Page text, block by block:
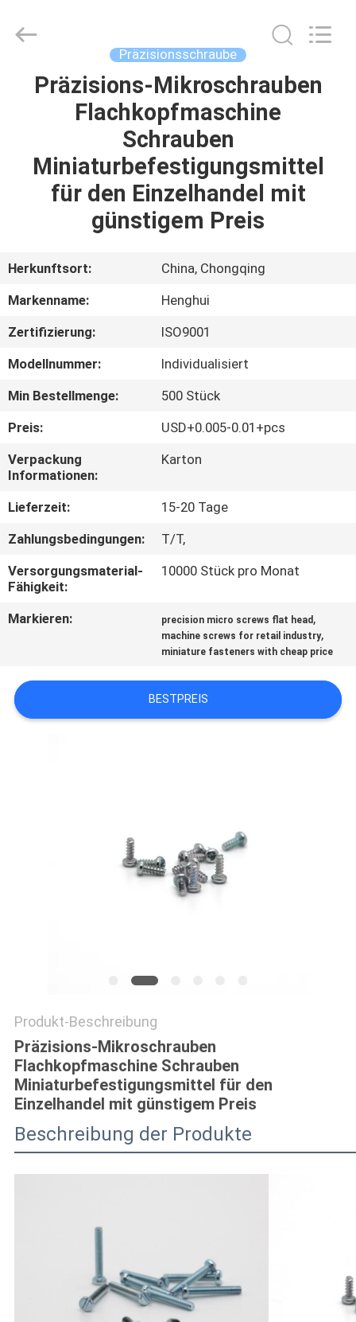
HAUS
VIDEOS
UNS
AUSFLUG
QUALITÄTSKONTROLLE
SIE
MIT
IN
VERBINDUNG
NACHRICHTEN
FORDERN
SIE EIN
DATENSCHUTZRICHTLINIE
Limited.
Präzisionsschraube
Präzisions-Mikroschrauben
Flachkopfmaschine
Schrauben
Miniaturbefestigungsmittel
für den Einzelhandel mit
günstigem Preis
Herkunftsort:
China, Chongqing
Markenname:
Henghui
Zertifizierung:
ISO9001
Modellnummer:
Individualisiert
Min Bestellmenge:
500 Stück
Preis:
USD+0.005-0.01+pcs
Verpackung
Informationen:
Karton
Lieferzeit:
15-20 Tage
Zahlungsbedingungen:
T/T,
Versorgungsmaterial-
Fähigkeit:
10000 Stück pro Monat
Markieren: precision micro screws flat head ,
machine screws for retail industry,
miniature fasteners with cheap price
BESTPREIS
Produkt-Beschreibung
Präzisions-Mikroschrauben
Flachkopfmaschine Schrauben
Miniaturbefestigungsmittel für den
Einzelhandel mit günstigem Preis
Beschreibung der Produkte